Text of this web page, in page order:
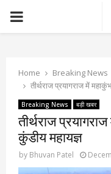
PRIMARY
Home
Breaking News
तीर्थराज प्रयागराज में
Breaking News बड़ी खबर
तीर्थराज
कुंडीय महायज्ञ
by Bhuvan Patel